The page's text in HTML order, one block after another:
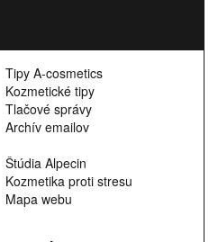
Tipy A-cosmetics
Kozmetické tipy
Tlačové správy
Archív emailov
Štúdia Alpecin
Kozmetika proti stresu
Mapa webu